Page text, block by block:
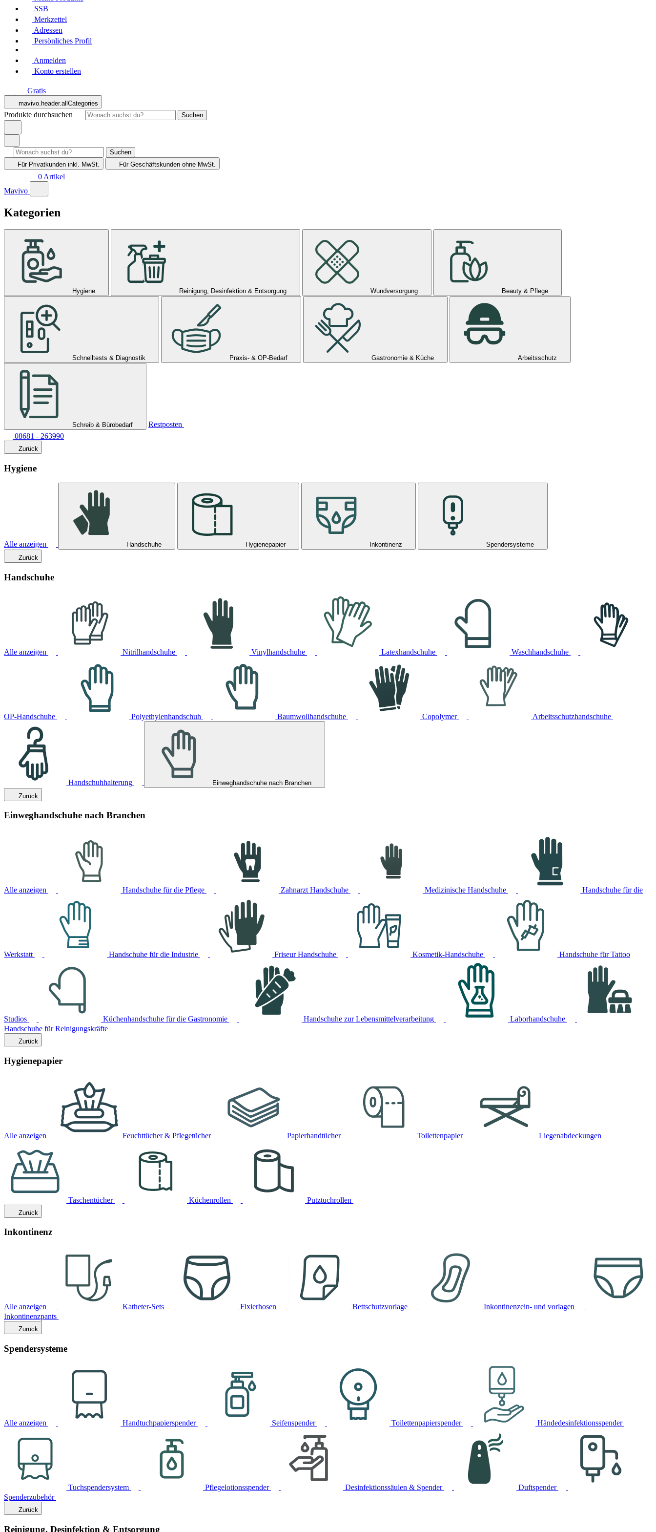
SSB
Merkzettel
Adressen
Persönliches Profil
Anmelden
Konto erstellen
Gratis
mavivo.header.allCategories
Produkte durchsuchen Suchen
Suchen
Für Privatkunden inkl. MwSt. Für Geschäftskunden ohne MwSt.
0 Artikel
Mavivo
Kategorien
Hygiene Reinigung, Desinfektion & Entsorgung Wundversorgung Beauty & Pflege
Schnelltests & Diagnostik Praxis- & OP-Bedarf Gastronomie & Küche Arbeitsschutz
Schreib & Bürobedarf
Restposten
08681 - 263990
Zurück
Hygiene
Alle anzeigen Handschuhe Hygienepapier Inkontinenz
Spendersysteme
Zurück
Handschuhe
Alle anzeigen Nitrilhandschuhe Vinylhandschuhe Latexhandschuhe Waschhandschuhe
OP-Handschuhe Polyethylenhandschuh Baumwollhandschuhe Copolymer Arbeitsschutzhandschuhe
Handschuhhalterung
Einweghandschuhe nach Branchen
Zurück
Einweghandschuhe nach Branchen
Alle anzeigen Handschuhe für die Pflege Zahnarzt Handschuhe Medizinische Handschuhe Handschuhe für die
Werkstatt Handschuhe für die Industrie Friseur Handschuhe Kosmetik-Handschuhe Handschuhe für Tattoo
Studios Küchenhandschuhe für die Gastronomie Handschuhe zur Lebensmittelverarbeitung
Laborhandschuhe
Handschuhe für Reinigungskräfte
Zurück
Hygienepapier
Alle anzeigen Feuchttücher & Pflegetücher Papierhandtücher Toilettenpapier Liegenabdeckungen
Taschentücher Küchenrollen Putztuchrollen
Zurück
Inkontinenz
Alle anzeigen Katheter-Sets Fixierhosen Bettschutzvorlage
Inkontinenzein- und vorlagen
Inkontinenzpants
Zurück
Spendersysteme
Alle anzeigen Handtuchpapierspender Seifenspender Toilettenpapierspender Händedesinfektionsspender
Tuchspendersystem Pflegelotionsspender Desinfektionssäulen & Spender
Duftspender
Spenderzubehör
Zurück
Reinigung, Desinfektion & Entsorgung